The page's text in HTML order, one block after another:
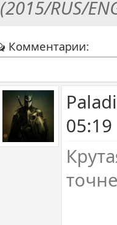
(2015/RUS/
Комментарии: